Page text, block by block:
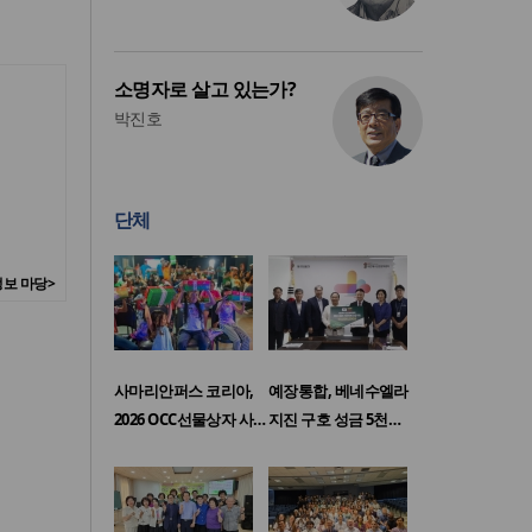
마당>
소명자로 살고 있는가?
박진호
단체
사마리안퍼스 코리아,
2026 OCC선물상자 사…
예장통합, 베네수엘라
지진 구호 성금 5천…